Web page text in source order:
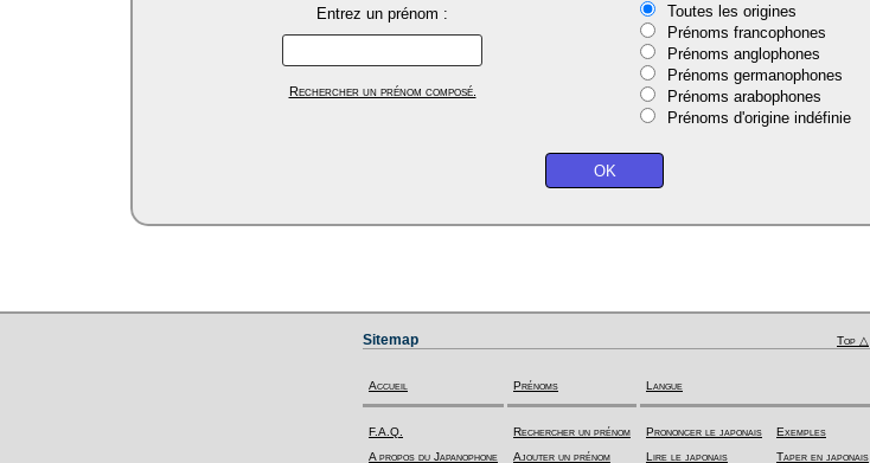
Entrez un prénom :
Rechercher un prénom composé.
Toutes les origines
Prénoms francophones
Prénoms anglophones
Prénoms germanophones
Prénoms arabophones
Prénoms d'origine indéfinie
Sitemap Top △
Accueil
F.A.Q.
A propos du Japanophone
Prénoms
Rechercher un prénom
Ajouter un prénom
Langue
Prononcer le japonais
Lire le japonais
Exemples
Taper en japonais